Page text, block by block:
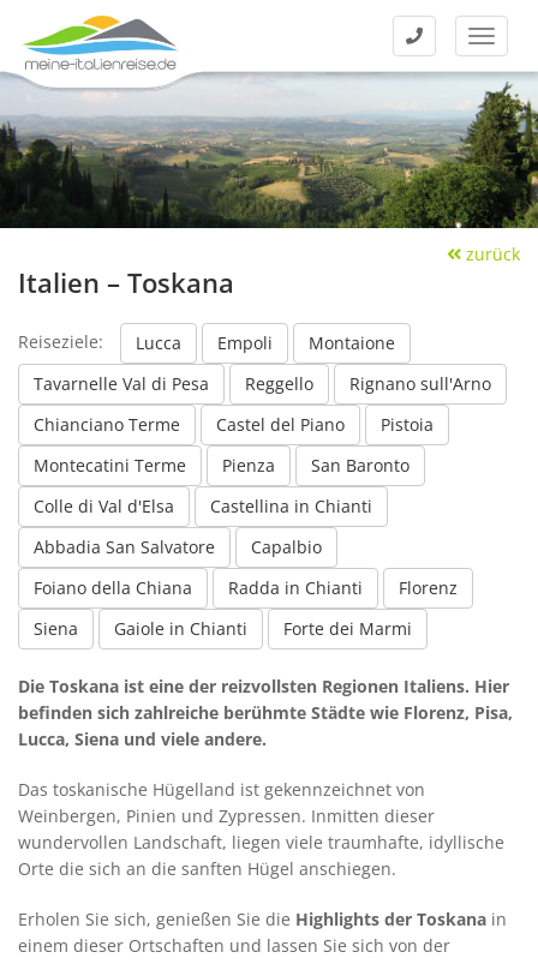
Kontakt Menü
zurück
Italien – Toskana
Reiseziele: Lucca Empoli
Montaione
Tavarnelle Val di Pesa
Reggello
Rignano sull'Arno
Chianciano Terme
Castel del Piano
Pistoia
Montecatini Terme
Pienza
San Baronto
Colle di Val d'Elsa
Castellina in Chianti
Abbadia San Salvatore
Capalbio
Foiano della Chiana
Radda in Chianti
Florenz
Siena
Gaiole in Chianti Forte dei Marmi
Die Toskana ist eine der reizvollsten Regionen Italiens. Hier
befinden sich zahlreiche berühmte Städte wie Florenz, Pisa,
Lucca, Siena und viele andere.
Das toskanische Hügelland ist gekennzeichnet von
Weinbergen, Pinien und Zypressen. Inmitten dieser
wundervollen Landschaft, liegen viele traumhafte, idyllische
Orte die sich an die sanften Hügel anschiegen.
Erholen Sie sich, genießen Sie die Highlights der Toskana in
einem dieser Ortschaften und lassen Sie sich von der